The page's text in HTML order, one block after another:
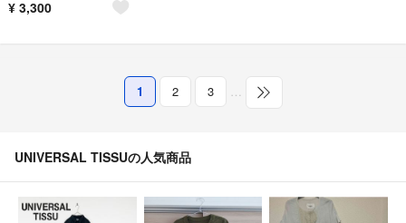
¥ 3,300
1 2 3
UNIVERSAL TISSUの人気商品